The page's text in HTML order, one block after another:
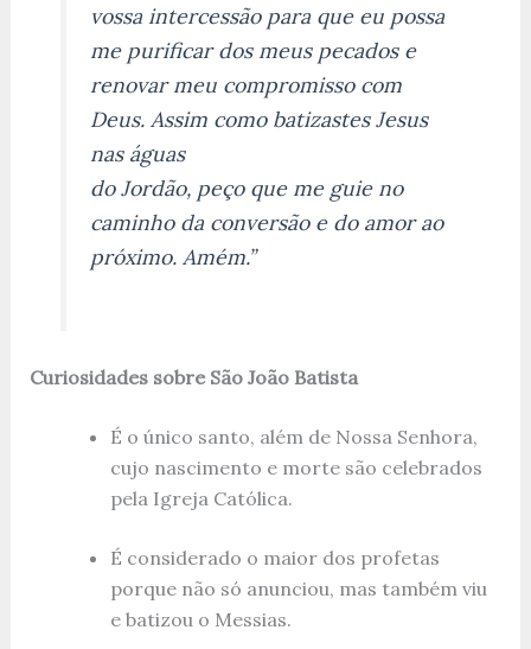
vossa intercessão para que eu possa
me purificar dos meus pecados e
renovar meu compromisso com
Deus. Assim como batizastes Jesus
nas águas
do Jordão, peço que me guie no
caminho da conversão e do amor ao
próximo. Amém.”
Curiosidades sobre São João Batista
É o único santo, além de Nossa Senhora,
cujo nascimento e morte são celebrados
pela Igreja Católica.
É considerado o maior dos profetas
porque não só anunciou, mas também viu
e batizou o Messias.